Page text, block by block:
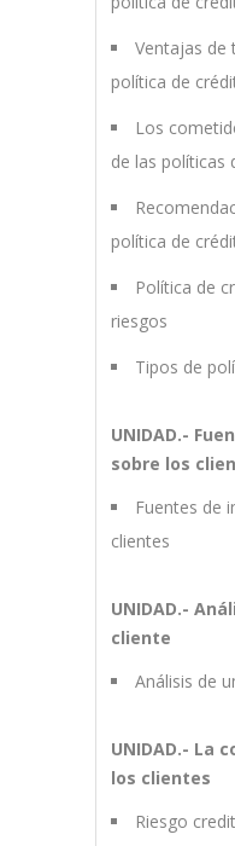
Ventajas de
política de
Los
de las políticas
política de
Política de
riesgos
Tipos de
UNIDAD.-
sobre los
Fuentes de
clientes
UNIDAD.-
cliente
Análisis de
UNIDAD.- La
los clientes
Riesgo